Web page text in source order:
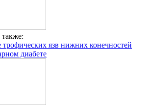
трофических язв нижних конечностей
диабете